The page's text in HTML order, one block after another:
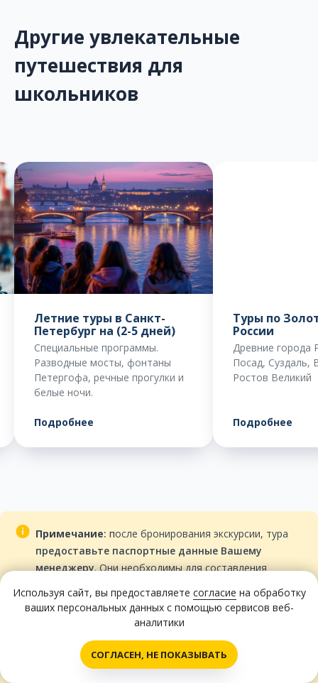
Написать нам!
Другие увлекательные
путешествия для
школьников
Туры по Золотому кольцу
России
Древние города России: Сергиев
Посад, Суздаль, Владимир,
Ростов Великий
Подробнее
Каталог
школьников
Полный каталог
школьников на
Подробнее
Используя сайт, вы предоставляете согласие на обработку
ваших персональных данных с помощью сервисов веб-
аналитики
СОГЛАСЕН, НЕ ПОКАЗЫВАТЬ
Примечание: после бронирования экскурсии, тура
предоставьте паспортные данные Вашему
менеджеру. Они необходимы для составления
Федерального закона "О транспортной безопасности"
от 09.02.2007 года №16-ФЗ. Необходимо указать -
паспортные данные для каждого выезжающего. Для
детей просим указывать номер Свидетельства о